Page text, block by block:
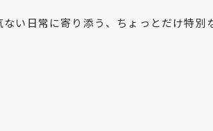
い日常に寄り添う、ちょっとだけ特別